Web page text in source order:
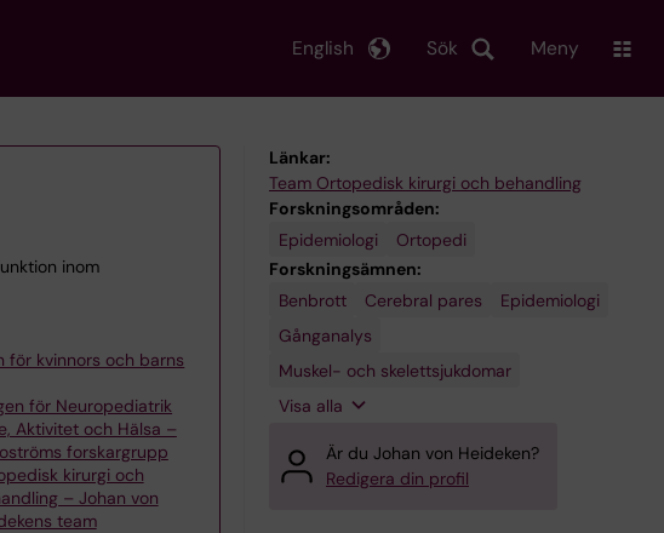
Sök
English Meny
inom
för kvinnors och barns
för Neuropediatrik
Aktivitet och Hälsa –
forskargrupp
kirurgi och
– Johan von
team
Länkar:
Team Ortopedisk kirurgi och behandling
Forskningsområden:
Epidemiologi
Ortopedi
Forskningsämnen:
Benbrott
Cerebral pares
Epidemiologi
Gånganalys
Muskel- och skelettsjukdomar
Ortopedi
Patientrapporterade
Pediatrik
Register
Visa alla
Är du Johan von Heideken?
Redigera din profil